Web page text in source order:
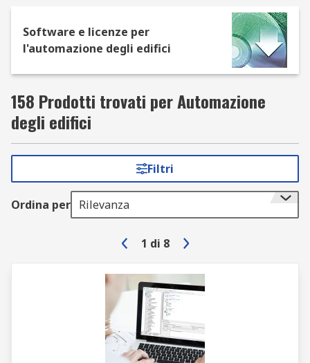
Software e licenze per
l'automazione degli edifici
158 Prodotti trovati per Automazione
degli edifici
Filtri
Ordina per Rilevanza
1 di 8